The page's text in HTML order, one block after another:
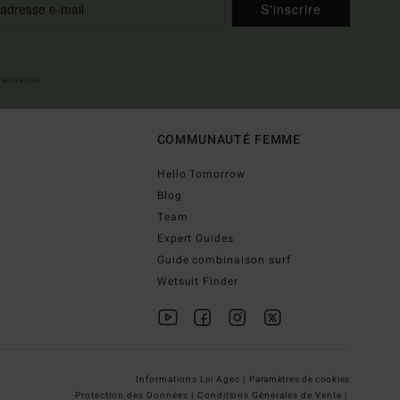
S'inscrire
COMMUNAUTÉ FEMME
Hello Tomorrow
Blog
Team
Expert Guides
Guide combinaison surf
Wetsuit Finder
Informations Loi Agec | Paramètres de cookies
Protection des Données | Conditions Générales de Vente |